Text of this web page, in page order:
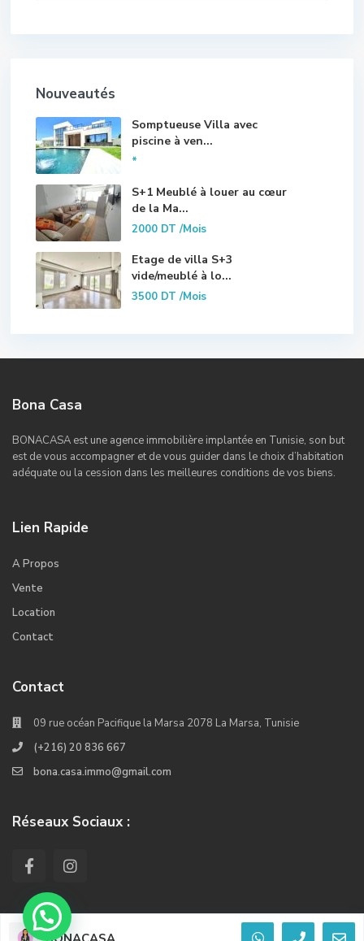
Nouveautés
Somptueuse Villa avec
piscine à ven...
*
S+1 Meublé à louer au cœur
de la Ma...
2000 DT/Mois
Etage de villa S+3
vide/meublé à lo...
3500 DT/Mois
Bona Casa
BONACASA est une agence immobilière implantée en Tunisie, son but
est de vous accompagner et de vous guider dans le choix d’habitation
adéquate ou la cession dans les meilleures conditions de vos biens.
Lien Rapide
A Propos
Vente
Location
Contact
Contact
09 rue océan Pacifique la Marsa 2078 La Marsa, Tunisie
(+216) 20 836 667
bona.casa.immo@gmail.com
Réseaux Sociaux :